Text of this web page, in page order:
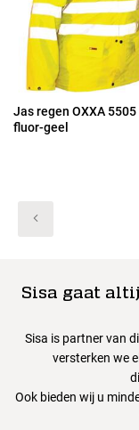
Jas regen OXXA 5505
fluor-geel
Sisa gaat
Sisa is partner van
versterken we
Ook bieden wij u